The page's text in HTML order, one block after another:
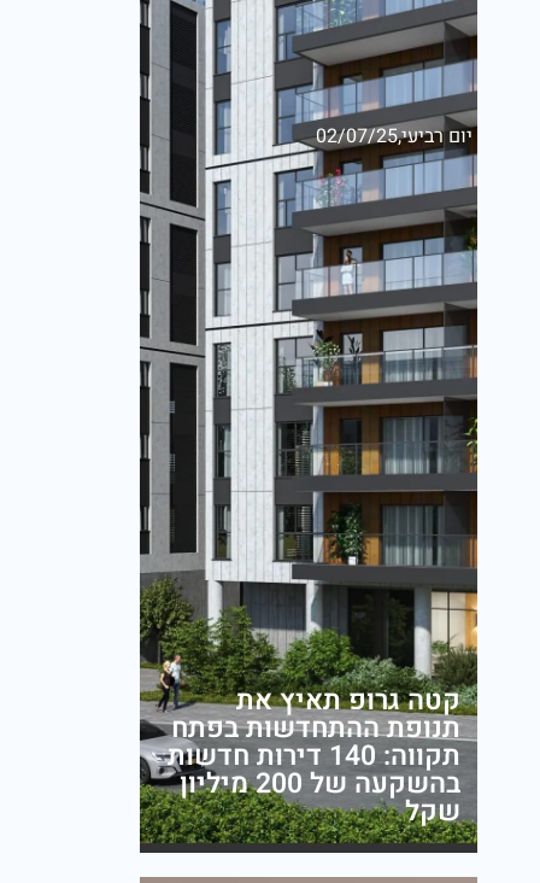
קטה גרופ תאיץ את
תנופת ההתחדשות בפתח
תקווה: 140 דירות חדשות
בהשקעה של 200 מיליון
שקל
יום רביעי,02/07/25